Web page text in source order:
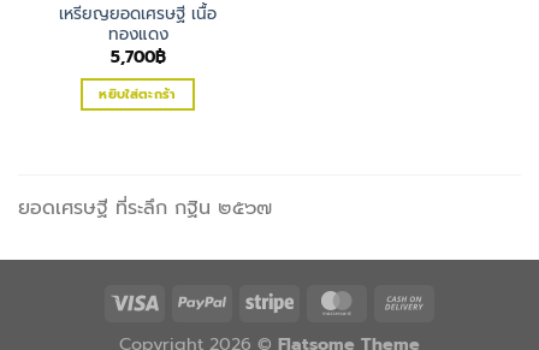
เหรียญยอดเศรษฐี เนื้อ
ทองแดง
5,700฿
หยิบใส่ตะกร้า
ยอดเศรษฐี ที่ระลึก กฐิน ๒๕๖๗
Copyright 2026 © Flatsome Theme